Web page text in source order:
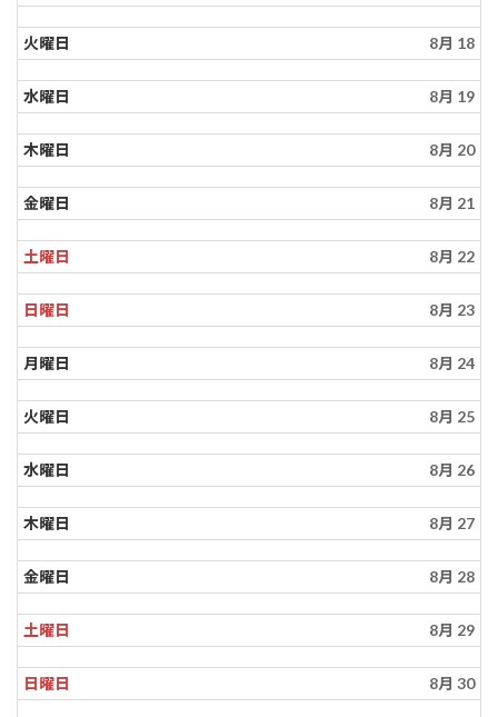
火曜日 8月 18
水曜日 8月 19
木曜日 8月 20
金曜日 8月 21
土曜日 8月 22
日曜日 8月 23
月曜日 8月 24
火曜日 8月 25
水曜日 8月 26
木曜日 8月 27
金曜日 8月 28
土曜日 8月 29
日曜日 8月 30